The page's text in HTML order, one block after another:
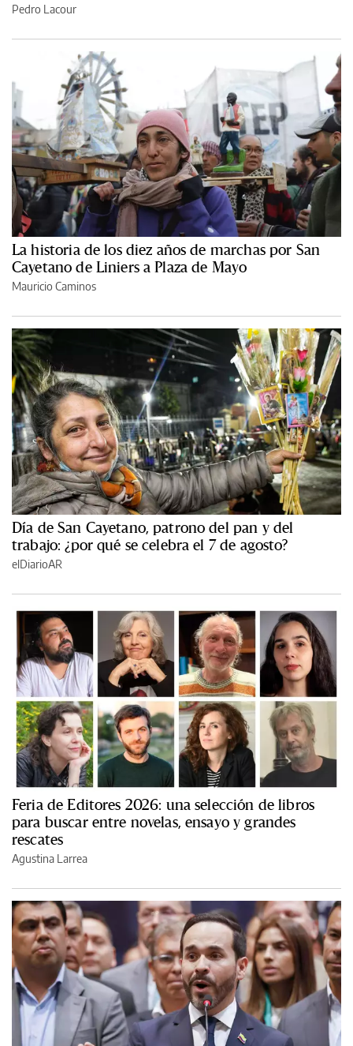
Pedro Lacour
La historia de los diez años de marchas por San
Cayetano de Liniers a Plaza de Mayo
Mauricio Caminos
Día de San Cayetano, patrono del pan y del
trabajo: ¿por qué se celebra el 7 de agosto?
elDiarioAR
Feria de Editores 2026: una selección de libros
para buscar entre novelas, ensayo y grandes
rescates
Agustina Larrea